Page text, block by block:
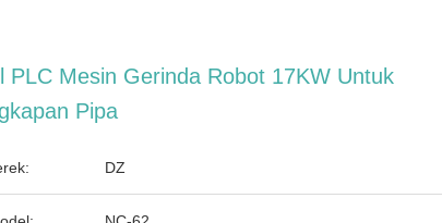
PLC Mesin Gerinda Robot 17KW Untuk
Pipa
DZ